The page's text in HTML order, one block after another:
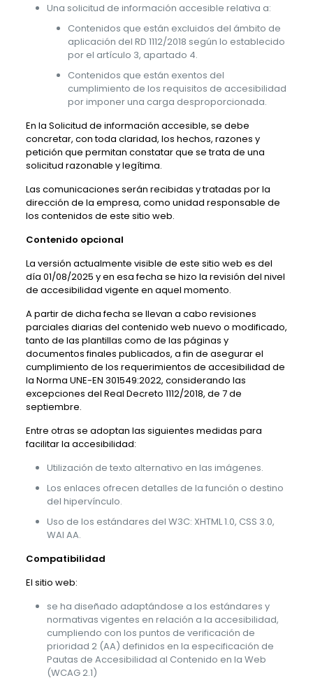
Una solicitud de información accesible relativa a:
Contenidos que están excluidos del ámbito de
aplicación del RD 1112/2018 según lo establecido
por el artículo 3, apartado 4.
Contenidos que están exentos del
cumplimiento de los requisitos de accesibilidad
por imponer una carga desproporcionada.
En la Solicitud de información accesible, se debe
concretar, con toda claridad, los hechos, razones y
petición que permitan constatar que se trata de una
solicitud razonable y legítima.
Las comunicaciones serán recibidas y tratadas por la
dirección de la empresa, como unidad responsable de
los contenidos de este sitio web.
Contenido opcional
La versión actualmente visible de este sitio web es del
día 01/08/2025 y en esa fecha se hizo la revisión del nivel
de accesibilidad vigente en aquel momento.
A partir de dicha fecha se llevan a cabo revisiones
parciales diarias del contenido web nuevo o modificado,
tanto de las plantillas como de las páginas y
documentos finales publicados, a fin de asegurar el
cumplimiento de los requerimientos de accesibilidad de
la Norma UNE-EN 301549:2022, considerando las
excepciones del Real Decreto 1112/2018, de 7 de
septiembre.
Entre otras se adoptan las siguientes medidas para
facilitar la accesibilidad:
Utilización de texto alternativo en las imágenes.
Los enlaces ofrecen detalles de la función o destino
del hipervínculo.
Uso de los estándares del W3C: XHTML 1.0, CSS 3.0,
WAI AA.
Compatibilidad
El sitio web:
se ha diseñado adaptándose a los estándares y
normativas vigentes en relación a la accesibilidad,
cumpliendo con los puntos de verificación de
prioridad 2 (AA) definidos en la especificación de
Pautas de Accesibilidad al Contenido en la Web
(WCAG 2.1)